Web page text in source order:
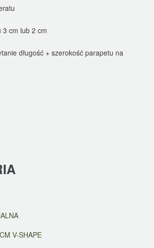
3 cm lub 2 cm
długość + szerokość parapetu na
V-SHAPE